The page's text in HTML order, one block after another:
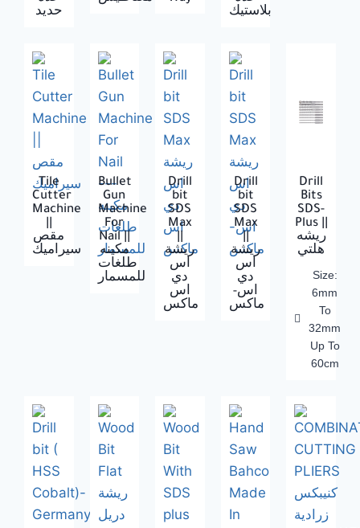
حديد
بلاستيك
Tile
Cutter
Machine
مقص
سيراميك
Bullet
Gun
Machine
For
Nail ||
مكينه
طلغات
للمسمار
Drill
bit
SDS
Max
ريشة
اس
دي
اس
ماكس
Drill
bit
SDS
Max
||
ريشة
اس
دي
اس-
ماكس
Drill
Bits
SDS-
Plus ||
ريشه
هلتي
Size:
6mm
To
32mm
Up To
60cm